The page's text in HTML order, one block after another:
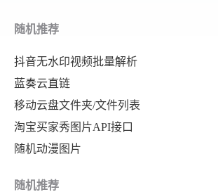
随机推荐
抖音无水印视频批量解析
蓝奏云直链
移动云盘文件夹/文件列表
淘宝买家秀图片API接口
随机动漫图片
随机推荐